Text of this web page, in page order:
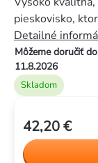
0,0
z
5
hviezdičiek.
Skladom
Môžeme doručiť
11.8.2026
pieskovisko,
Detailné
42,20 €